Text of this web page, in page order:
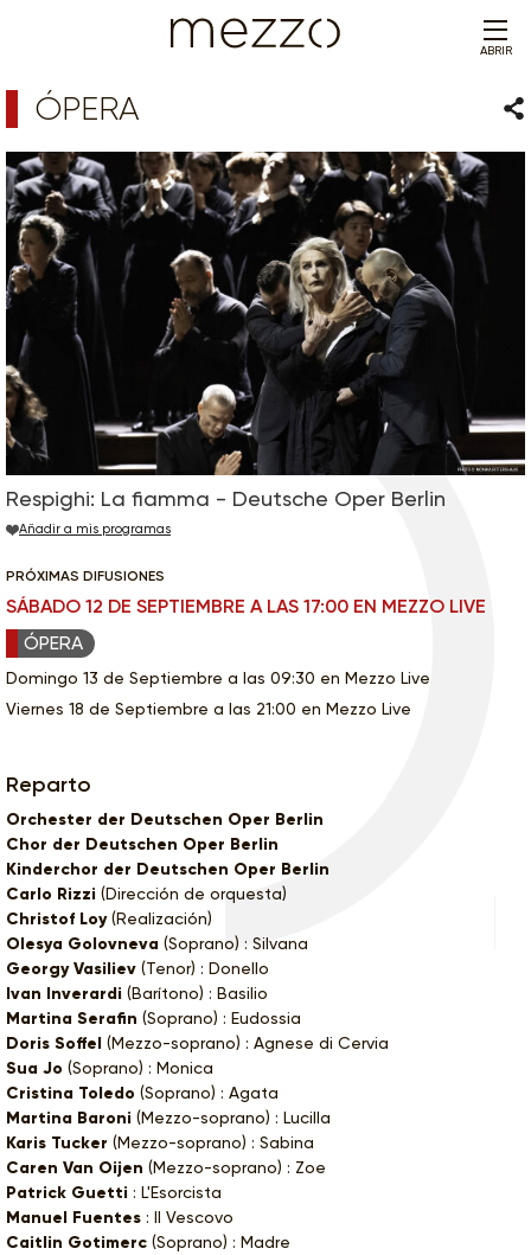
ABRIR
ÓPERA
Respighi: La fiamma - Deutsche Oper Berlin
Añadir a mis programas
PRÓXIMAS DIFUSIONES
SÁBADO 12 DE SEPTIEMBRE A LAS 17:00 EN MEZZO LIVE
ÓPERA
Domingo 13 de Septiembre a las 09:30 en Mezzo Live
Viernes 18 de Septiembre a las 21:00 en Mezzo Live
Reparto
Orchester der Deutschen Oper Berlin
Chor der Deutschen Oper Berlin
Kinderchor der Deutschen Oper Berlin
Carlo Rizzi (Dirección de orquesta)
Christof Loy(Realización)
Olesya Golovneva (Soprano) : Silvana
Georgy Vasiliev (Tenor) : Donello
Ivan Inverardi (Barítono) : Basilio
Martina Serafin (Soprano) : Eudossia
Doris Soffel (Mezzo-soprano) : Agnese di Cervia
Sua Jo (Soprano) : Monica
Cristina Toledo (Soprano) : Agata
Martina Baroni (Mezzo-soprano) : Lucilla
Karis Tucker (Mezzo-soprano) : Sabina
Caren Van Oijen (Mezzo-soprano) : Zoe
Patrick Guetti : L'Esorcista
Manuel Fuentes : Il Vescovo
Caitlin Gotimerc (Soprano) : Madre